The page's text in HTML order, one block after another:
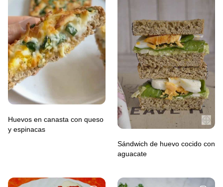
Huevos en canasta con queso
y espinacas
Sándwich de huevo cocido con
aguacate